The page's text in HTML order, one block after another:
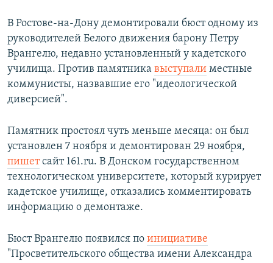
В Ростове-на-Дону демонтировали бюст одному из
руководителей Белого движения барону Петру
Врангелю, недавно установленный у кадетского
училища. Против памятника выступали местные
коммунисты, назвавшие его "идеологической
диверсией".
Памятник простоял чуть меньше месяца: он был
установлен 7 ноября и демонтирован 29 ноября,
пишетсайт 161.ru. В Донском государственном
технологическом университете, который курирует
кадетское училище, отказались комментировать
информацию о демонтаже.
Бюст Врангелю появился по инициативе
"Просветительского общества имени Александра